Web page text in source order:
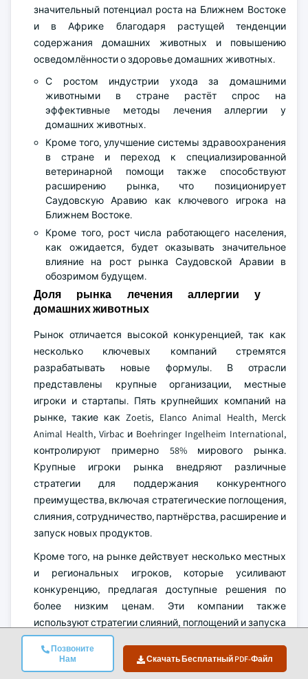
Позвоните
Нам
Скачать Бесплатный PDF-Файл
значительный потенциал роста на Ближнем Востоке
и в Африке благодаря растущей тенденции
содержания домашних животных и повышению
осведомлённости о здоровье домашних животных.
С ростом индустрии ухода за домашними
животными в стране растёт спрос на
эффективные методы лечения аллергии у
домашних животных.
Кроме того, улучшение системы здравоохранения
в стране и переход к специализированной
ветеринарной помощи также способствуют
расширению рынка, что позиционирует
Саудовскую Аравию как ключевого игрока на
Ближнем Востоке.
Кроме того, рост числа работающего населения,
как ожидается, будет оказывать значительное
влияние на рост рынка Саудовской Аравии в
обозримом будущем.
Доля рынка лечения аллергии у
домашних животных
Рынок отличается высокой конкуренцией, так как
несколько ключевых компаний стремятся
разрабатывать новые формулы. В отрасли
представлены крупные организации, местные
игроки и стартапы. Пять крупнейших компаний на
рынке, такие как Zoetis, Elanco Animal Health, Merck
Animal Health, Virbac и Boehringer Ingelheim International,
контролируют примерно 58% мирового рынка.
Крупные игроки рынка внедряют различные
стратегии для поддержания конкурентного
преимущества, включая стратегические поглощения,
слияния, сотрудничество, партнёрства, расширение и
запуск новых продуктов.
Кроме того, на рынке действует несколько местных
и региональных игроков, которые усиливают
конкуренцию, предлагая доступные решения по
более низким ценам. Эти компании также
используют стратегии слияний, поглощений и запуска
новых продуктов для расширения своего
ассортимента.